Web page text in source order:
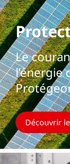
Le
l’énergie
Découvrir